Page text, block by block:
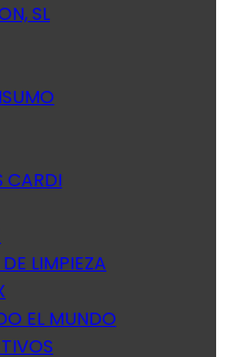
SL
CARDI
LIMPIEZA
EL MUNDO